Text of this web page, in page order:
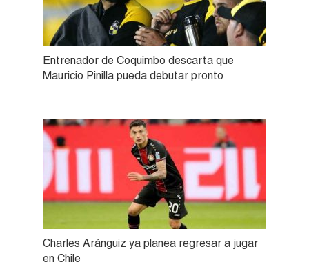
Entrenador de Coquimbo descarta que
Mauricio Pinilla pueda debutar pronto
Charles Aránguiz ya planea regresar a jugar
en Chile